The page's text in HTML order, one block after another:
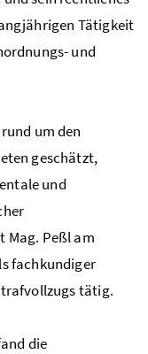
Tätigkeit
und
um den
geschätzt,
und
Mag. Peßl am
fachkundiger
tätig.
die